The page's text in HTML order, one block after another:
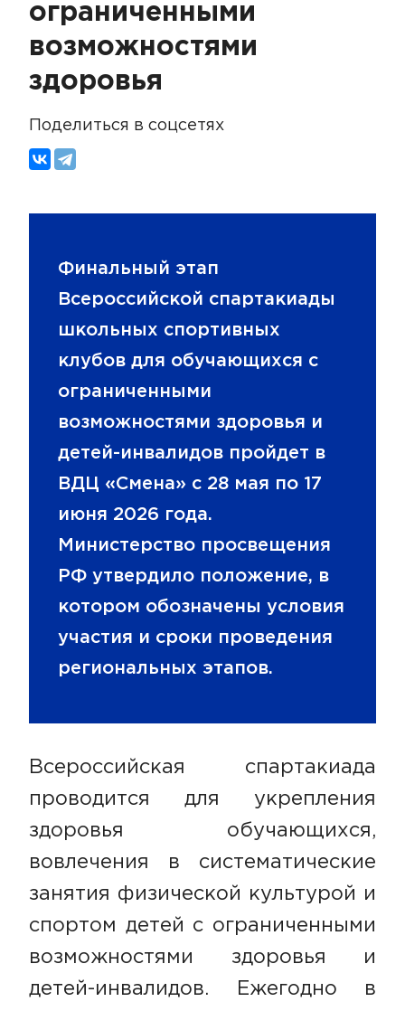
ограниченными
возможностями
здоровья
Поделиться в соцсетях
Финальный этап
Всероссийской спартакиады
школьных спортивных
клубов для обучающихся с
ограниченными
возможностями здоровья и
детей-инвалидов пройдет в
ВДЦ «Смена» с 28 мая по 17
июня 2026 года.
Министерство просвещения
РФ утвердило положение, в
котором обозначены условия
участия и сроки проведения
региональных этапов.
Всероссийская спартакиада
проводится для укрепления
здоровья обучающихся,
вовлечения в систематические
занятия физической культурой и
спортом детей с ограниченными
возможностями здоровья и
детей-инвалидов. Ежегодно в